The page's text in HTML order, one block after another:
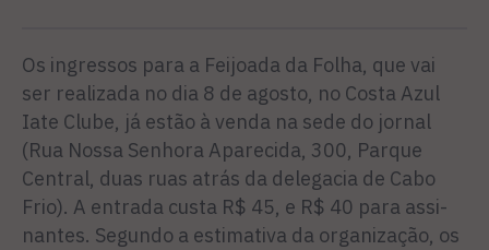
Os ingressos para a Feijoada da Folha, que vai
ser realizada no dia 8 de agosto, no Costa Azul
Iate Clube, já estão à ven­da na sede do jornal
(Rua Nossa Senhora Aparecida, 300, Parque
Central, duas ruas atrás da dele­gacia de Cabo
Frio). A entrada custa R$ 45, e R$ 40 para assi­
nantes. Segundo a estimativa da organização, os